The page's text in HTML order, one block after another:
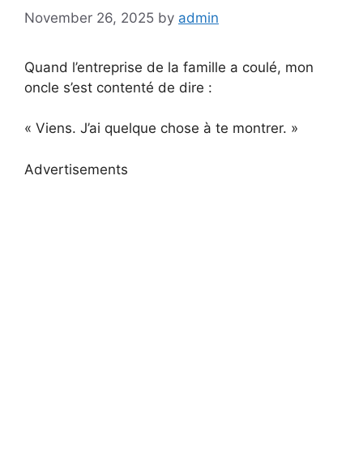
November 26, 2025 by admin
Quand l’entreprise de la famille a coulé, mon
oncle s’est contenté de dire :
« Viens. J’ai quelque chose à te montrer. »
Advertisements